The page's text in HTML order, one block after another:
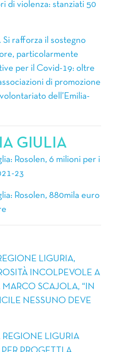
di violenza: stanziati 50
Si rafforza il sostegno
particolarmente
per il Covid-19: oltre
di promozione
dell’Emilia-
GIULIA
Rosolen, 6 milioni per i
23
Rosolen, 880mila euro
LIGURIA,
INCOLPEVOLE A
SCAJOLA, “IN
NESSUNO DEVE
REGIONE LIGURIA